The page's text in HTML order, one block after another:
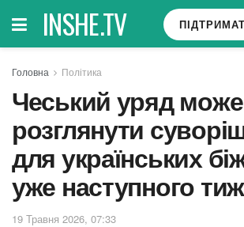
INSHE.TV
Головна Політика
Чеський уряд може
розглянути
для українських
уже наступного
19 Травня 2026, 07:33